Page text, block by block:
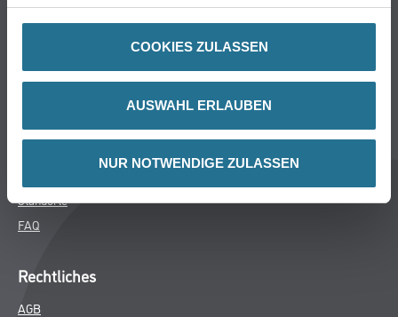
COOKIES ZULASSEN
AUSWAHL ERLAUBEN
NUR NOTWENDIGE ZULASSEN
Winkler & Gräbner
Services
Standorte
FAQ
Rechtliches
AGB